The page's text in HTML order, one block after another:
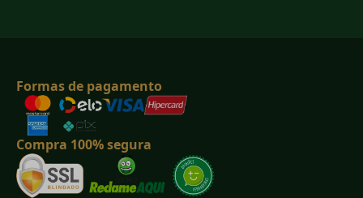
Formas de pagamento
Compra 100% segura